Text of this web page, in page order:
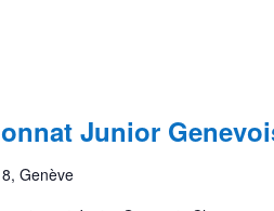
Junior
Genève